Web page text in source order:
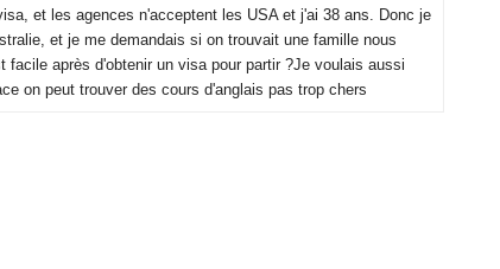
et les agences n'acceptent les USA et j'ai 38 ans. Donc je
et je me demandais si on trouvait une famille nous
facile après d'obtenir un visa pour partir ?Je voulais aussi
on peut trouver des cours d'anglais pas trop chers